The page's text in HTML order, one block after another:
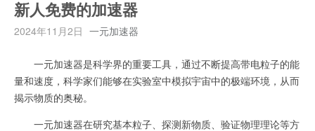
新人免费的加速器
2024年11月2日 一元加速器
一元加速器是科学界的重要工具，通过不断提高带电粒子的能
量和速度，科学家们能够在实验室中模拟宇宙中的极端环境，从而
揭示物质的奥秘。
一元加速器在研究基本粒子、探测新物质、验证物理理论等方